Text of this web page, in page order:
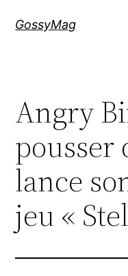
GossyMag
Angry
pousser
lance
jeu «